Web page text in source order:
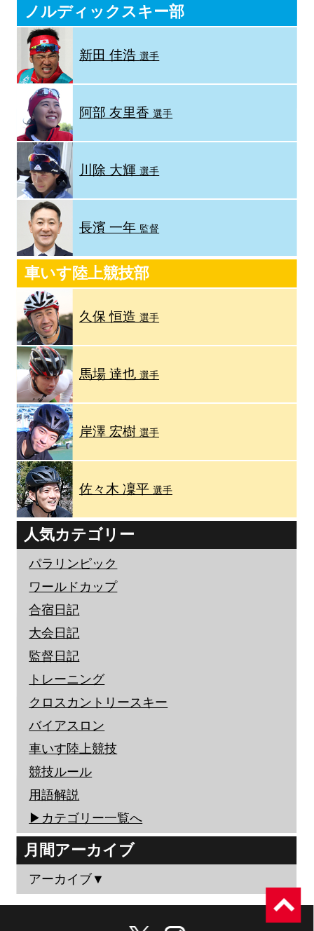
ノルディックスキー部
新田 佳浩選手
阿部 友里香選手
川除 大輝選手
長濱 一年 監督
車いす陸上競技部
久保 恒造選手
馬場 達也選手
岸澤 宏樹選手
佐々木 凜平 選手
人気カテゴリー
パラリンピック
ワールドカップ
合宿日記
大会日記
監督日記
トレーニング
クロスカントリースキー
バイアスロン
車いす陸上競技
競技ルール
用語解説
▶︎カテゴリー一覧へ
月間アーカイブ
アーカイブ▼